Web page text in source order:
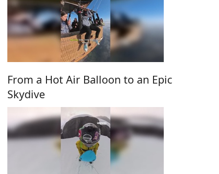
From a Hot Air Balloon to an Epic
Skydive